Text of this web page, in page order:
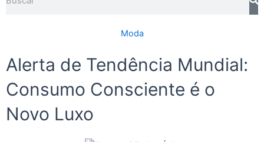
Moda
Alerta de Tendência Mundial:
Consumo Consciente é o
Novo Luxo